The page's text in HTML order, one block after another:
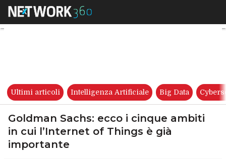
Goldman Sachs: ecco i
Ultimi articoli Intelligenza Artificiale Big Data
Goldman Sachs: ecco i cinque ambiti
in cui l’Internet of Things è già
importante